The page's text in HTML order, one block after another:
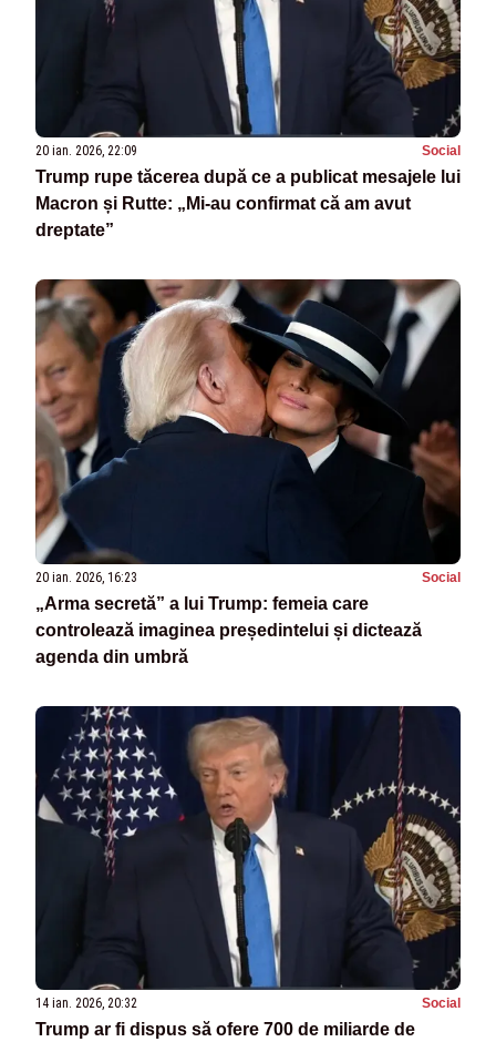
20 ian. 2026, 22:09 Social
Trump rupe tăcerea după ce a publicat mesajele lui
Macron și Rutte: „Mi-au confirmat că am avut
dreptate”
20 ian. 2026, 16:23 Social
„Arma secretă” a lui Trump: femeia care
controlează imaginea președintelui și dictează
agenda din umbră
14 ian. 2026, 20:32 Social
Trump ar fi dispus să ofere 700 de miliarde de